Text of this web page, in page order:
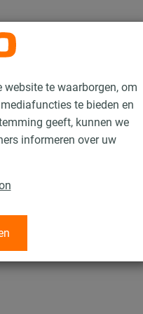
website te waarborgen, om
te bieden en
geeft, kunnen we
informeren over uw